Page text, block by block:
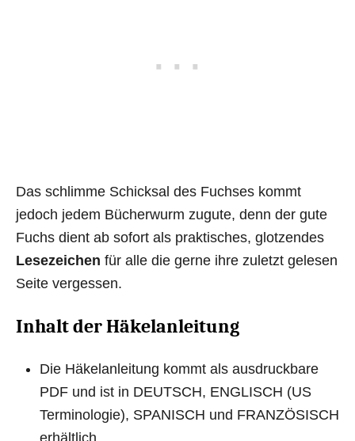
Das schlimme Schicksal des Fuchses kommt
jedoch jedem Bücherwurm zugute, denn der gute
Fuchs dient ab sofort als praktisches, glotzendes
Lesezeichen für alle die gerne ihre zuletzt gelesen
Seite vergessen.
Inhalt der Häkelanleitung
Die Häkelanleitung kommt als ausdruckbare
PDF und ist in DEUTSCH, ENGLISCH (US
Terminologie), SPANISCH und FRANZÖSISCH
erhältlich.